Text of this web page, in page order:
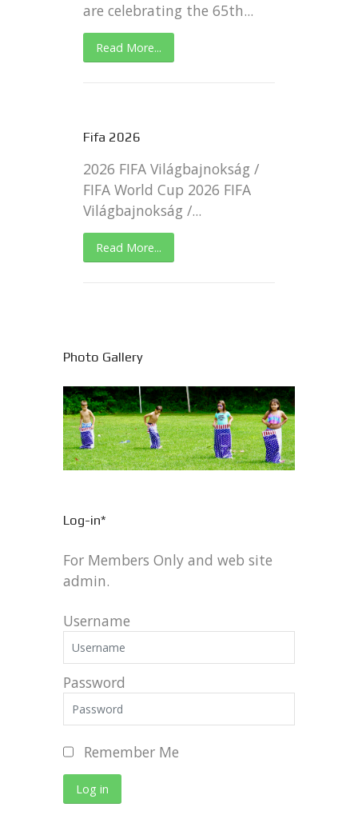
are celebrating the 65th...
Read More...
Fifa 2026
2026 FIFA Világbajnokság /
FIFA World Cup 2026 FIFA
Világbajnokság /...
Read More...
Photo Gallery
Log-in*
For Members Only and web site
admin.
Username
Password
Remember Me
Log in